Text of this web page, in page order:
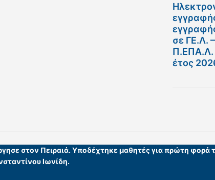
σε ΓΕ.Λ.
Π.ΕΠΑ.Λ.
έτος
στον Πειραιά. Υποδέχτηκε μαθητές για πρώτη φορά
Ιωνίδη.